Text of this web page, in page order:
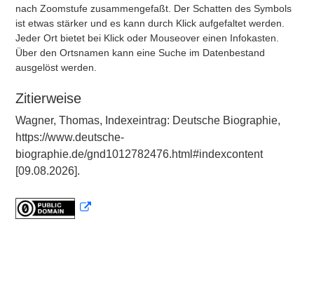
nach Zoomstufe zusammengefaßt. Der Schatten des Symbols
ist etwas stärker und es kann durch Klick aufgefaltet werden.
Jeder Ort bietet bei Klick oder Mouseover einen Infokasten.
Über den Ortsnamen kann eine Suche im Datenbestand
ausgelöst werden.
Zitierweise
Wagner, Thomas, Indexeintrag: Deutsche Biographie,
https://www.deutsche-
biographie.de/gnd1012782476.html#indexcontent
[09.08.2026].